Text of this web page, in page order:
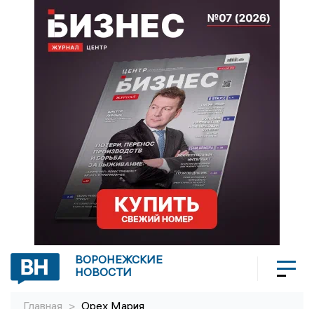
ВОРОНЕЖСКИЕ
НОВОСТИ
Главная > Орех Мария